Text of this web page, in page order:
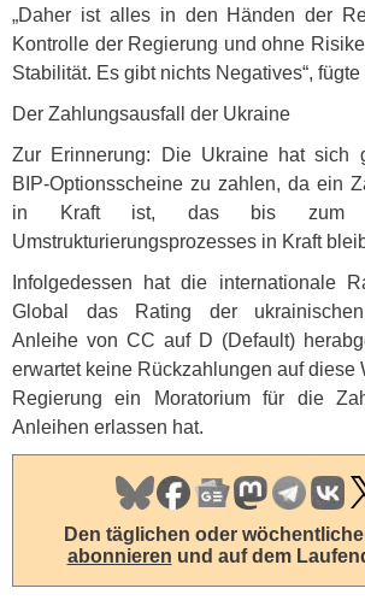
„Daher ist alles in den Händen der
Kontrolle der Regierung und ohne
Stabilität. Es gibt nichts Negatives“, fügte
Der Zahlungsausfall der Ukraine
Zur Erinnerung: Die Ukraine hat sich
BIP-Optionsscheine zu zahlen, da ein
in Kraft ist, das bis zum
Umstrukturierungsprozesses in Kraft
Infolgedessen hat die internationale
Global das Rating der
Anleihe von CC auf D (Default)
erwartet keine Rückzahlungen auf diese
Regierung ein Moratorium für die
Anleihen erlassen hat.
Den täglichen oder
abonnieren und auf dem